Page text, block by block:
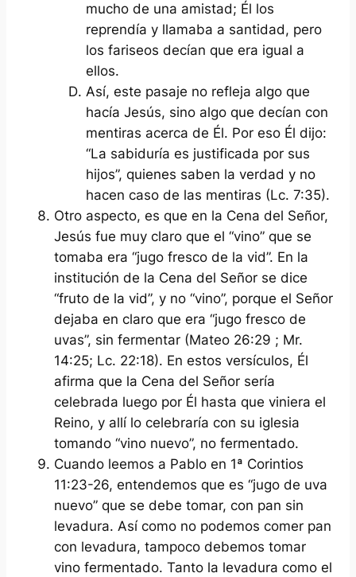
mucho de una amistad; Él los
reprendía y llamaba a santidad, pero
los fariseos decían que era igual a
ellos.
Así, este pasaje no refleja algo que
hacía Jesús, sino algo que decían con
mentiras acerca de Él. Por eso Él dijo:
“La sabiduría es justificada por sus
hijos”, quienes saben la verdad y no
hacen caso de las mentiras (Lc. 7:35).
Otro aspecto, es que en la Cena del Señor,
Jesús fue muy claro que el “vino” que se
tomaba era “jugo fresco de la vid”. En la
institución de la Cena del Señor se dice
“fruto de la vid”, y no “vino”, porque el Señor
dejaba en claro que era “jugo fresco de
uvas”, sin fermentar (Mateo 26:29 ; Mr.
14:25; Lc. 22:18). En estos versículos, Él
afirma que la Cena del Señor sería
celebrada luego por Él hasta que viniera el
Reino, y allí lo celebraría con su iglesia
tomando “vino nuevo”, no fermentado.
Cuando leemos a Pablo en 1ª Corintios
11:23-26, entendemos que es “jugo de uva
nuevo” que se debe tomar, con pan sin
levadura. Así como no podemos comer pan
con levadura, tampoco debemos tomar
vino fermentado. Tanto la levadura como el